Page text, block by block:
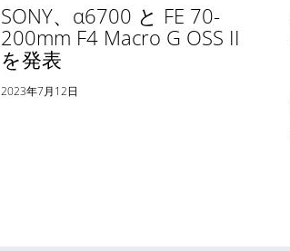
SONY、α6700 と FE 70-
200mm F4 Macro G OSS II
を発表
2023年7月12日